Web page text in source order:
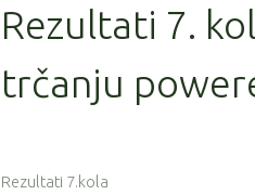
Rezultati 7.
trčanju
Rezultati 7.kola